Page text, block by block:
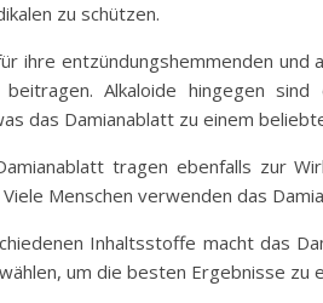
zu schützen.
ihre entzündungshemmenden
beitragen. Alkaloide hingegen
das Damianablatt zu einem
tragen ebenfalls zur
Menschen verwenden das
Inhaltsstoffe macht das
um die besten Ergebnisse zu